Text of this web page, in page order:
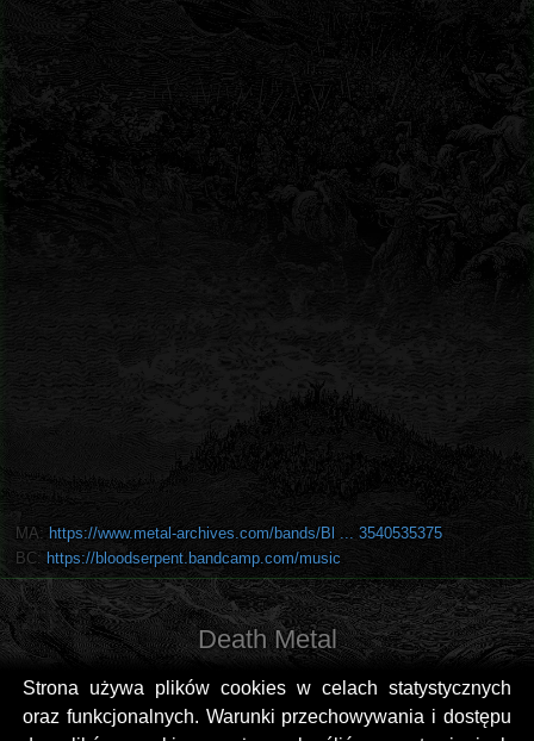
Strona używa plików cookies w celach statystycznych
oraz funkcjonalnych. Warunki przechowywania i dostępu
MA: https://www.metal-archives.com/bands/Bl ... 3540535375
BC: https://bloodserpent.bandcamp.com/music
Death Metal